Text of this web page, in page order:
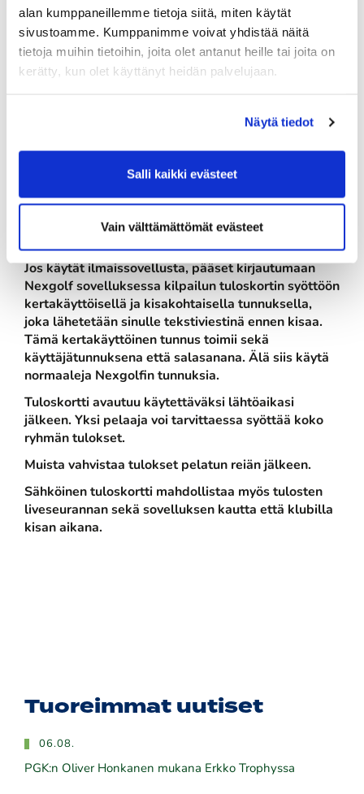
alan kumppaneillemme tietoja siitä, miten käytät
sivustoamme. Kumppanimme voivat yhdistää näitä
tietoja muihin tietoihin, joita olet antanut heille tai joita on
kerätty, kun olet käyttänyt heidän palvelujaan.
Näytä tiedot
Salli kaikki evästeet
Vain välttämättömät evästeet
- muistetaan pitää turvaetäisyydet, ei ryhmäydytä!
MUISTAKORONA-OHJEISTUKSET!
Nexgolfin sähköinen
tuloskortti käytössä
Sovellus on ilmainen.
Mikäli sinulla on käytössäsi maksullinen Nexgolf
premium palvelu, pääset kirjautumaan tuloskortin
Jos käytät ilmaissovellusta, pääset kirjautumaan
Nexgolf sovelluksessa kilpailun tuloskortin syöttöön
kertakäyttöisellä ja kisakohtaisella tunnuksella,
joka lähetetään sinulle tekstiviestinä ennen kisaa.
Tämä kertakäyttöinen tunnus toimii sekä
käyttäjätunnuksena että salasanana. Älä siis käytä
normaaleja Nexgolfin tunnuksia.
Tuloskortti avautuu käytettäväksi lähtöaikasi
jälkeen. Yksi pelaaja voi tarvittaessa syöttää koko
ryhmän tulokset.
Muista vahvistaa tulokset pelatun reiän jälkeen.
Sähköinen tuloskortti mahdollistaa myös tulosten
liveseurannan sekä sovelluksen kautta että klubilla
kisan aikana.
Tuoreimmat uutiset
06.08.
PGK:n Oliver Honkanen mukana Erkko Trophyssa